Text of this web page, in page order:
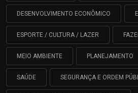
DESENVOLVIMENTO ECONÔMICO
ESPORTE / CULTURA / LAZER
MEIO AMBIENTE PLANEJAMENTO
SAÚDE SEGURANÇA E ORDEM